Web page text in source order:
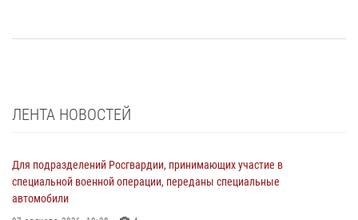
ЛЕНТА НОВОСТЕЙ
Для подразделений Росгвардии, принимающих участие в
специальной военной операции, переданы специальные
автомобили